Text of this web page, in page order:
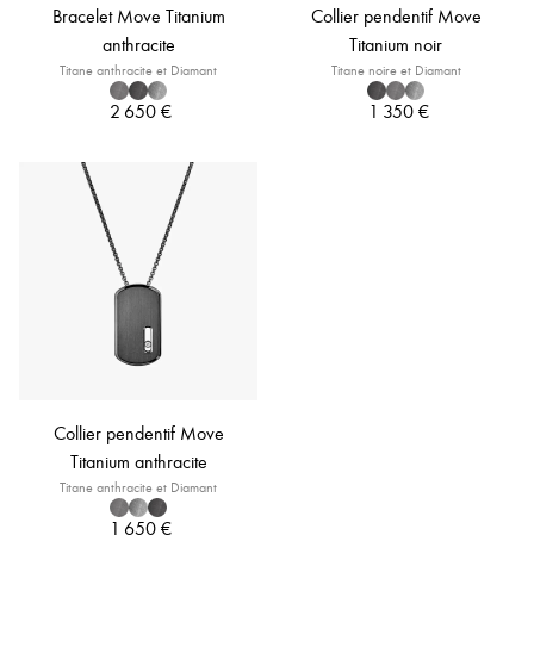
Bracelet Move Titanium
anthracite
Titane anthracite et Diamant
2 650 €
Collier pendentif Move
Titanium noir
Titane noire et Diamant
1 350 €
Collier pendentif Move
Titanium anthracite
Titane anthracite et Diamant
1 650 €